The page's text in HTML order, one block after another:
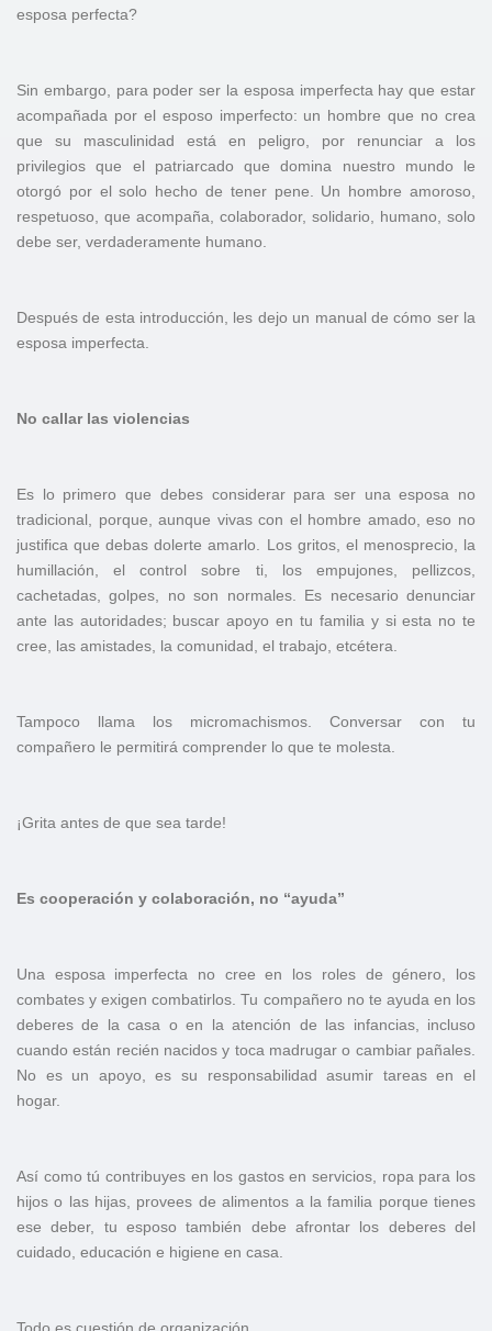
esposa perfecta?
Sin embargo, para poder ser la esposa imperfecta hay que estar
acompañada por el esposo imperfecto: un hombre que no crea
que su masculinidad está en peligro, por renunciar a los
privilegios que el patriarcado que domina nuestro mundo le
otorgó por el solo hecho de tener pene. Un hombre amoroso,
respetuoso, que acompaña, colaborador, solidario, humano, solo
debe ser, verdaderamente humano.
Después de esta introducción, les dejo un manual de cómo ser la
esposa imperfecta.
No callar las violencias
Es lo primero que debes considerar para ser una esposa no
tradicional, porque, aunque vivas con el hombre amado, eso no
justifica que debas dolerte amarlo. Los gritos, el menosprecio, la
humillación, el control sobre ti, los empujones, pellizcos,
cachetadas, golpes, no son normales. Es necesario denunciar
ante las autoridades; buscar apoyo en tu familia y si esta no te
cree, las amistades, la comunidad, el trabajo, etcétera.
Tampoco llama los micromachismos. Conversar con tu
compañero le permitirá comprender lo que te molesta.
¡Grita antes de que sea tarde!
Es cooperación y colaboración, no “ayuda”
Una esposa imperfecta no cree en los roles de género, los
combates y exigen combatirlos. Tu compañero no te ayuda en los
deberes de la casa o en la atención de las infancias, incluso
cuando están recién nacidos y toca madrugar o cambiar pañales.
No es un apoyo, es su responsabilidad asumir tareas en el
hogar.
Así como tú contribuyes en los gastos en servicios, ropa para los
hijos o las hijas, provees de alimentos a la familia porque tienes
ese deber, tu esposo también debe afrontar los deberes del
cuidado, educación e higiene en casa.